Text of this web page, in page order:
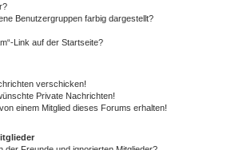
Benutzergruppen farbig dargestellt?
Link auf der Startseite?
verschicken!
Private Nachrichten!
einem Mitglied dieses Forums erhalten!